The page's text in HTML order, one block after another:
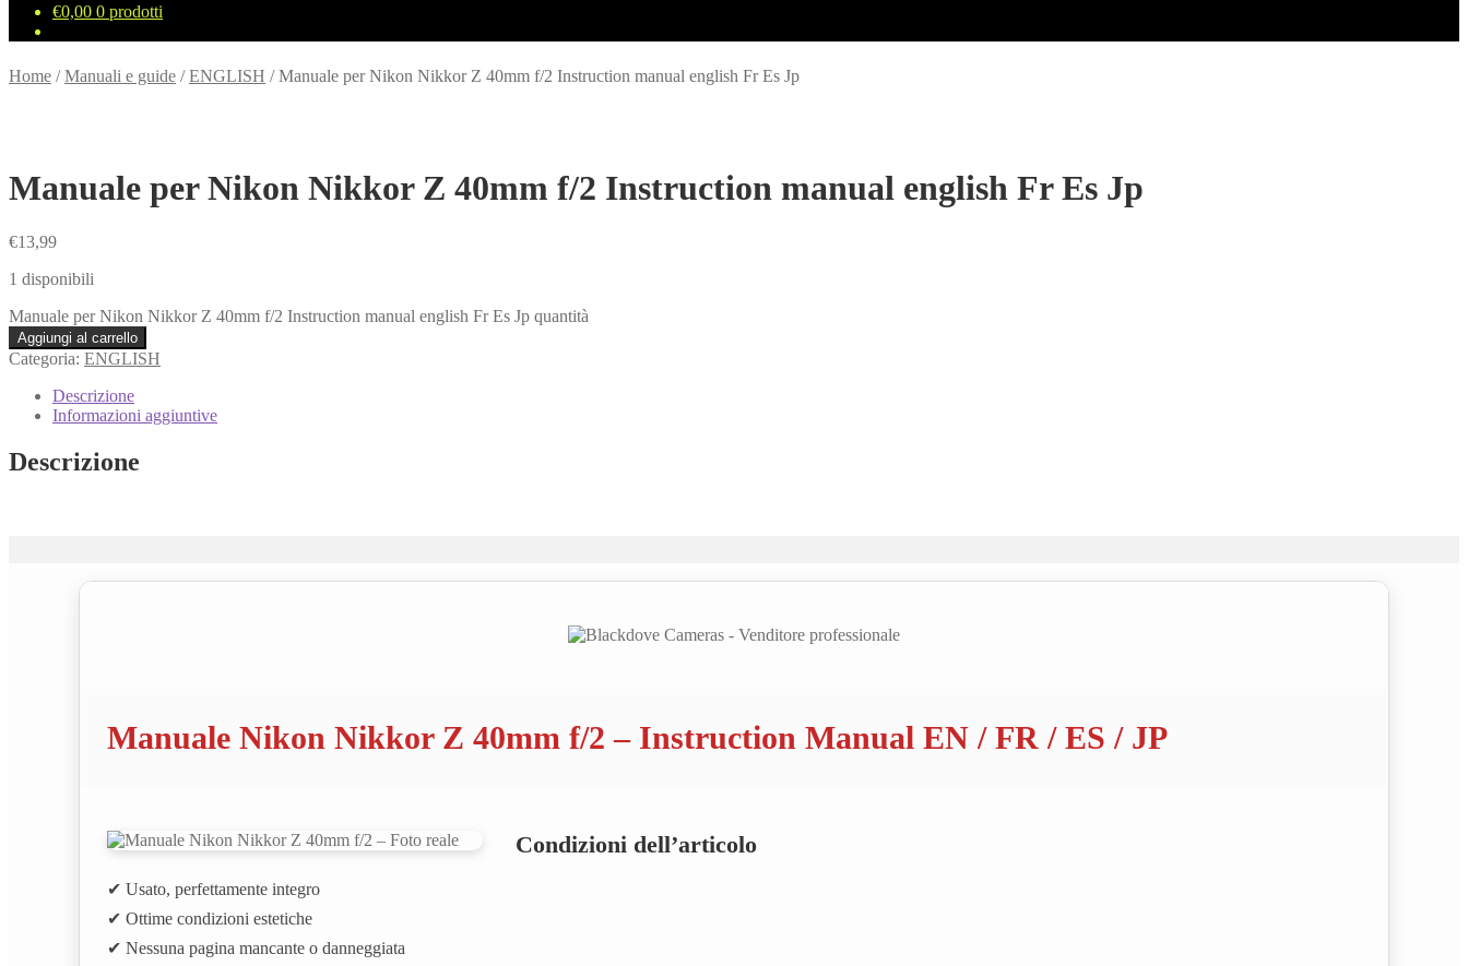
€0,00 0 prodotti
Home /Manuali e guide /ENGLISH /Manuale per Nikon Nikkor Z 40mm f/2 Instruction manual english Fr Es Jp
Manuale per Nikon Nikkor Z 40mm f/2 Instruction manual english Fr Es Jp
€13,99
1 disponibili
Manuale per Nikon Nikkor Z 40mm f/2 Instruction manual english Fr Es Jp quantità
Aggiungi al carrello
Categoria: ENGLISH
Descrizione
Informazioni aggiuntive
Descrizione
Manuale Nikon Nikkor Z 40mm f/2 – Instruction Manual EN / FR / ES / JP
Condizioni dell’articolo
✔ Usato, perfettamente integro
✔ Ottime condizioni estetiche
✔ Nessuna pagina mancante o danneggiata